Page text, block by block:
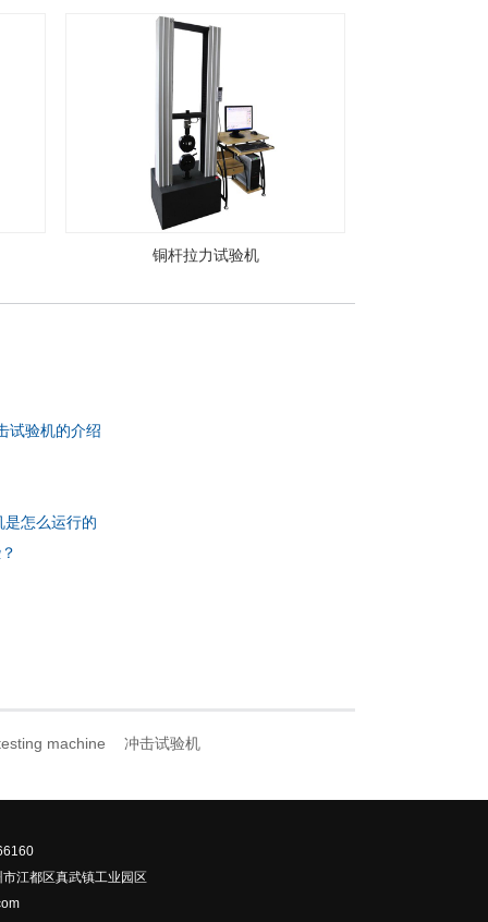
铜杆拉力试验机
试验机的介绍
怎么运行的
machine 冲击试验机
江都区真武镇工业园区